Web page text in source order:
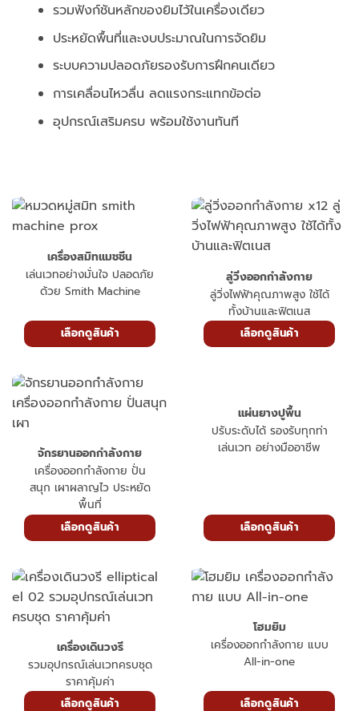
รวมฟังก์ชันหลักของยิมไว้ในเครื่องเดียว
ประหยัดพื้นที่และงบประมาณในการจัดยิม
ระบบความปลอดภัยรองรับการฝึกคนเดียว
การเคลื่อนไหวลื่น ลดแรงกระแทกข้อต่อ
อุปกรณ์เสริมครบ พร้อมใช้งานทันที
เครื่องสมิทแมชชีน
เล่นเวทอย่างมั่นใจ ปลอดภัย
ด้วย Smith Machine
เลือกดูสินค้า
ลู่วิ่งออกกำลังกาย
ลู่วิ่งไฟฟ้าคุณภาพสูง ใช้ได้
ทั้งบ้านและฟิตเนส
เลือกดูสินค้า
จักรยานออกกำลังกาย
เครื่องออกกำลังกาย ปั่น
สนุก เผาผลาญไว ประหยัด
พื้นที่
เลือกดูสินค้า
แผ่นยางปูพื้น
ปรับระดับได้ รองรับทุกท่า
เล่นเวท อย่างมืออาชีพ
เลือกดูสินค้า
เครื่องเดินวงรี
รวมอุปกรณ์เล่นเวทครบชุด
ราคาคุ้มค่า
เลือกดูสินค้า
โฮมยิม
เครื่องออกกำลังกาย แบบ
All-in-one
เลือกดูสินค้า